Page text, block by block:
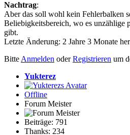
Nachtrag:
Aber das soll wohl kein Fehlerbalken
Beliebigkeitsbereich, wo es unzählige
gibt.
Letzte Änderung: 2 Jahre 3 Monate
Bitte Anmelden oderRegistrieren um
Yukterez
Offline
Forum Meister
Beiträge: 791
Thanks: 234